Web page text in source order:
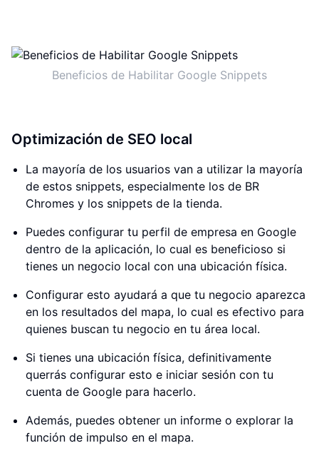
Beneficios de Habilitar Google Snippets
Optimización de SEO local
La mayoría de los usuarios van a utilizar la mayoría
de estos snippets, especialmente los de BR
Chromes y los snippets de la tienda.
Puedes configurar tu perfil de empresa en Google
dentro de la aplicación, lo cual es beneficioso si
tienes un negocio local con una ubicación física.
Configurar esto ayudará a que tu negocio aparezca
en los resultados del mapa, lo cual es efectivo para
quienes buscan tu negocio en tu área local.
Si tienes una ubicación física, definitivamente
querrás configurar esto e iniciar sesión con tu
cuenta de Google para hacerlo.
Además, puedes obtener un informe o explorar la
función de impulso en el mapa.